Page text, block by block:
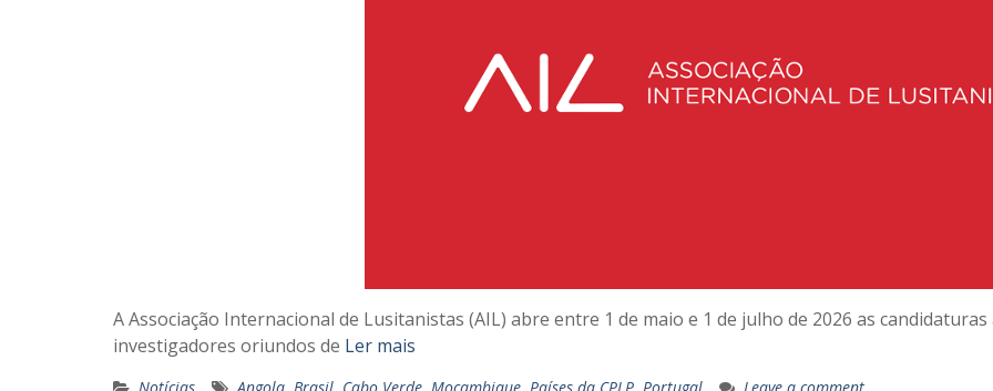
A Associação Internacional de Lusitanistas (AIL) abre entre 1 de maio e 1 de julho de 2026 as
investigadores oriundos de Ler mais